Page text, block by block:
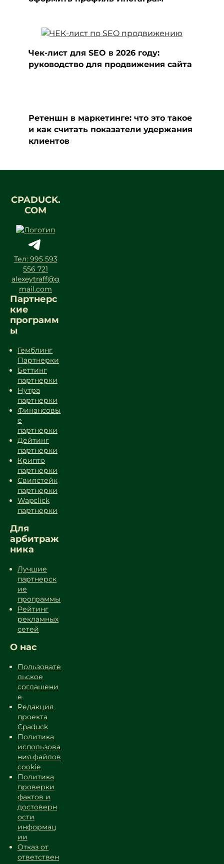
Чек-лист для SEO в 2026 году:
руководство для продвижения сайта
Ретеншн в маркетинге: что это такое
и как считать показатели удержания
клиентов
CPADUCK.
COM
Тел: 995 593
556 721
alexeytraff@g
mail.com
Партнерс
кие
программ
ы
Гемблинг
Партнерки
Беттинг
партнерки
Нутра
партнерки
Финансовы
е
партнерки
Дейтинг
партнерки
Крипто
партнерки
Свипстейк
партнерки
Wapclick
партнерки
Для
арбитраж
ника
Лучшие
партнерск
ие
программы
Рейтинг
рекламных
сетей
О нас
Пользовате
льское
соглашени
е
Редакция
проекта
Cpaduck
Политика
использова
ния файлов
cookie
Политика
проверки
фактов и
достоверн
ости
информац
ии
Отказ от
ответствен